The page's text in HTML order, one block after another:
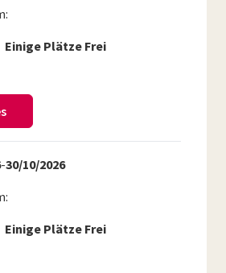
Einige Plätze Frei
-30/10/2026
Einige Plätze Frei